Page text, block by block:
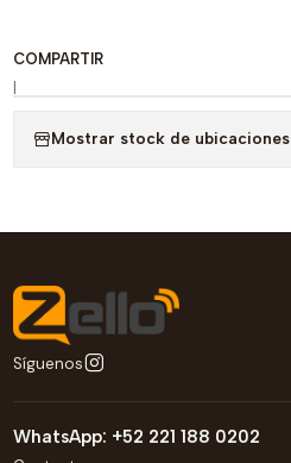
COMPARTIR
|
Mostrar stock de ubicaciones
Síguenos
WhatsApp: +52 221 188 0202